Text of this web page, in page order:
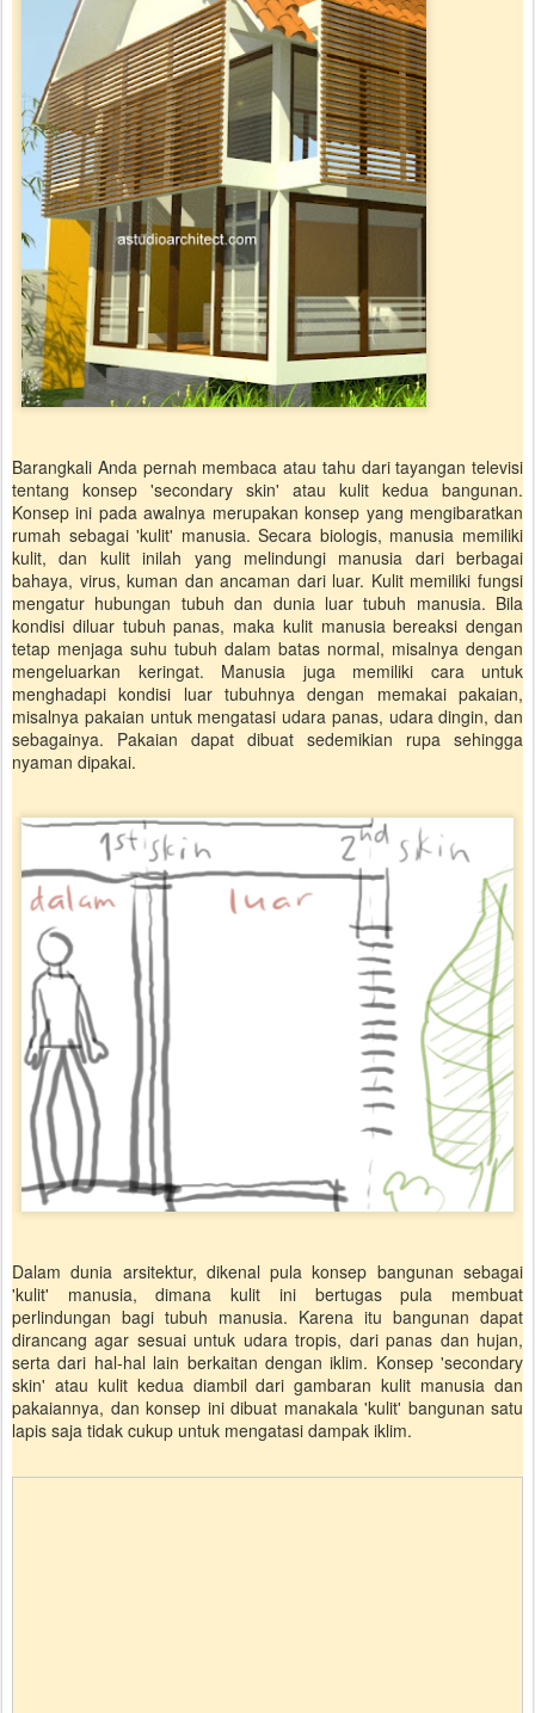
Barangkali Anda pernah membaca atau tahu dari tayangan televisi
tentang konsep 'secondary skin' atau kulit kedua bangunan.
Konsep ini pada awalnya merupakan konsep yang mengibaratkan
rumah sebagai 'kulit' manusia. Secara biologis, manusia memiliki
kulit, dan kulit inilah yang melindungi manusia dari berbagai
bahaya, virus, kuman dan ancaman dari luar. Kulit memiliki fungsi
mengatur hubungan tubuh dan dunia luar tubuh manusia. Bila
kondisi diluar tubuh panas, maka kulit manusia bereaksi dengan
tetap menjaga suhu tubuh dalam batas normal, misalnya dengan
mengeluarkan keringat. Manusia juga memiliki cara untuk
menghadapi kondisi luar tubuhnya dengan memakai pakaian,
misalnya pakaian untuk mengatasi udara panas, udara dingin, dan
sebagainya. Pakaian dapat dibuat sedemikian rupa sehingga
nyaman dipakai.
Dalam dunia arsitektur, dikenal pula konsep bangunan sebagai
'kulit' manusia, dimana kulit ini bertugas pula membuat
perlindungan bagi tubuh manusia. Karena itu bangunan dapat
dirancang agar sesuai untuk udara tropis, dari panas dan hujan,
serta dari hal-hal lain berkaitan dengan iklim. Konsep 'secondary
skin' atau kulit kedua diambil dari gambaran kulit manusia dan
pakaiannya, dan konsep ini dibuat manakala 'kulit' bangunan satu
lapis saja tidak cukup untuk mengatasi dampak iklim.